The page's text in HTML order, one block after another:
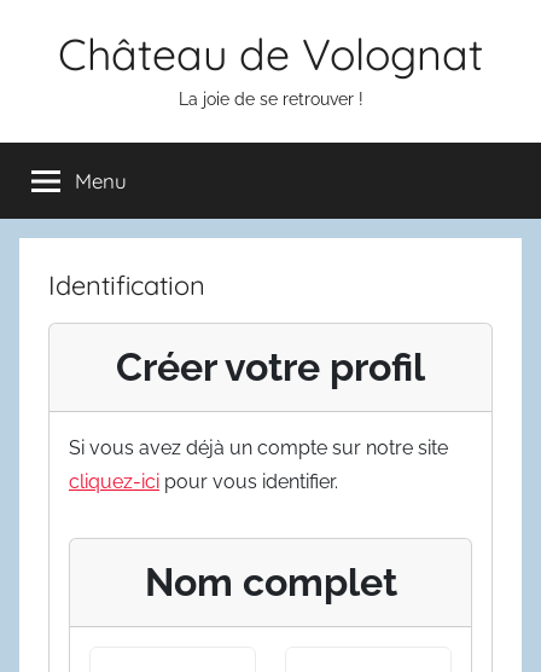
Château de Volognat
La joie de se retrouver !
Menu
Identification
Créer votre profil
Si vous avez déjà un compte sur notre site
cliquez-ici pour vous identifier.
Nom complet